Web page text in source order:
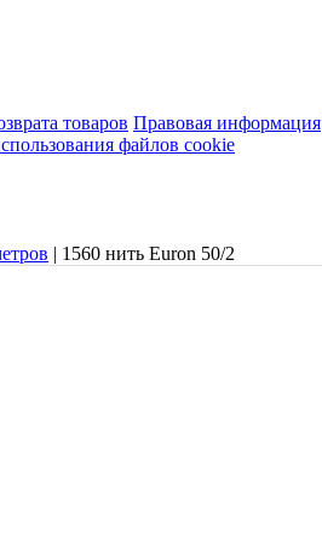
товаров Правовая информация
файлов cookie
| 1560 нить Euron 50/2